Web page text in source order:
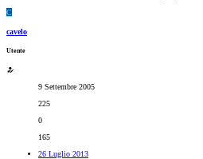
C
cavelo
Utente
9 Settembre 2005
225
0
165
26 Luglio 2013